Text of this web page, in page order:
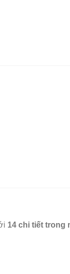
14 chi tiết trong